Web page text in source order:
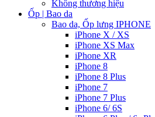
Không thương hiệu
Ốp | Bao da
Bao da, Ốp lưng IPHONE
iPhone X / XS
iPhone XS Max
iPhone XR
iPhone 8
iPhone 8 Plus
iPhone 7
iPhone 7 Plus
iPhone 6/ 6S